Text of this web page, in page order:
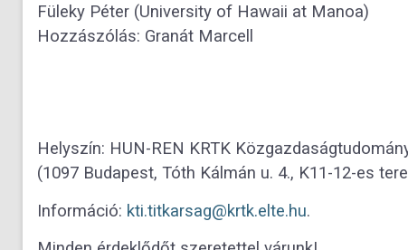
Füleky Péter (University of Hawaii at Manoa)
Hozzászólás: Granát Marcell
Helyszín: HUN-REN KRTK
(1097 Budapest, Tóth Kálmán u. 4., K11-12-es
Információ: kti.titkarsag@krtk.elte.hu.